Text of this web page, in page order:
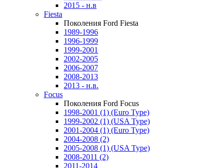
2015 - н.в
Fiesta
Поколения Ford Fiesta
1989-1996
1996-1999
1999-2001
2002-2005
2006-2007
2008-2013
2013 - н.в.
Focus
Поколения Ford Focus
1998-2001 (1) (Euro Type)
1999-2002 (1) (USA Type)
2001-2004 (1) (Euro Type)
2004-2008 (2)
2005-2008 (1) (USA Type)
2008-2011 (2)
2011-2014